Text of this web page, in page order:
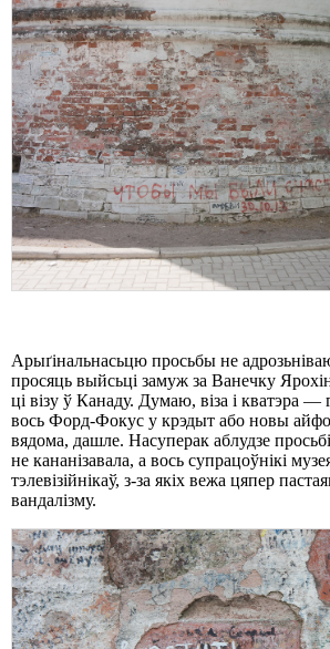
Арыґінальнасьцю просьбы не
просяць выйсьці замуж за Ванечку
ці візу ў Канаду. Думаю, віза і кватэра —
вось Форд-Фокус у крэдыт або новы
вядома, дашле. Насуперак аблудзе
не кананізавала, а вось супрацоўнікі
тэлевізійнікаў, з-за якіх вежа цяпер
вандалізму.